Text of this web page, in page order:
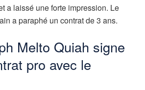
a laissé une forte impression. Le
a paraphé un contrat de 3 ans.
Melto Quiah signe
pro avec le